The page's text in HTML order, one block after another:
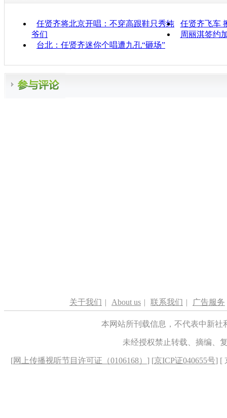
任贤齐将北京开唱：不穿高跟鞋只秀纯
爷们
任贤齐飞车
周丽淇签约
台北：任贤齐迷你个唱遭九孔“砸场”
关于我们 | About us | 联系我们 | 广告服务
本网站所刊载信息，不代表中新
未经授权禁止转载、摘编、
[网上传播视听节目许可证（0106168） ] [京ICP证040655号] [